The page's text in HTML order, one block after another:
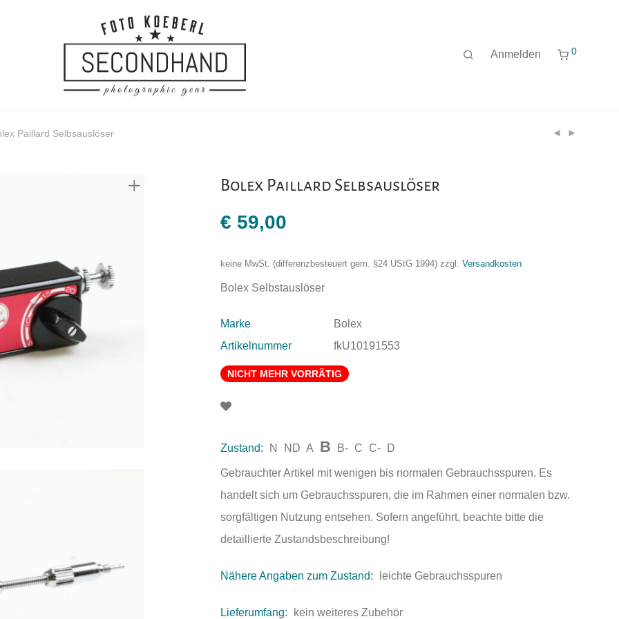
Anmelden 0
Paillard Selbsauslöser
Bolex Paillard Selbsauslöser
€ 59,00
keine MwSt. (differenzbesteuert gem. §24 UStG 1994) zzgl. Versandkosten
Bolex Selbstauslöser
Marke
Bolex
Artikelnummer
fkU10191553
NICHT MEHR VORRÄTIG
Zustand: N ND A B B- C C- D
Gebrauchter Artikel mit wenigen bis normalen Gebrauchsspuren. Es
handelt sich um Gebrauchsspuren, die im Rahmen einer normalen bzw.
sorgfältigen Nutzung entsehen. Sofern angeführt, beachte bitte die
detaillierte Zustandsbeschreibung!
Nähere Angaben zum Zustand: leichte Gebrauchsspuren
Lieferumfang: kein weiteres Zubehör